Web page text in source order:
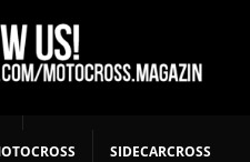
MX YOUTH
MASTERS MOTOCROSS INT
SIDECARCROSS